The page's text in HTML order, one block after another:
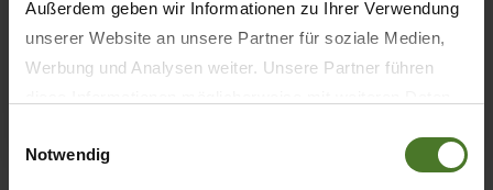
Außerdem geben wir Informationen zu Ihrer Verwendung
unserer Website an unsere Partner für soziale Medien,
Werbung und Analysen weiter. Unsere Partner führen
sie im Rahmen Ihrer Nutzung der Dienste gesammelt
Notwendig
Löchteweg 20
48480 Spelle